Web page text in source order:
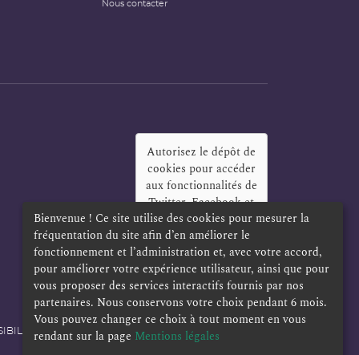
Nous contacter
Autorisez le dépôt de
cookies pour accéder
aux fonctionnalités de
Twitter, Facebook et
LinkedIn?
Oui
Toujours
POLITIQUE DE CONFIDENTIALITÉ
Bienvenue ! Ce site utilise des cookies pour mesurer la
fréquentation du site afin d’en améliorer le
fonctionnement et l’administration et, avec votre accord,
pour améliorer votre expérience utilisateur, ainsi que pour
vous proposer des services interactifs fournis par nos
partenaires. Nous conservons votre choix pendant 6 mois.
Vous pouvez changer ce choix à tout moment en vous
rendant sur la page Mentions légales